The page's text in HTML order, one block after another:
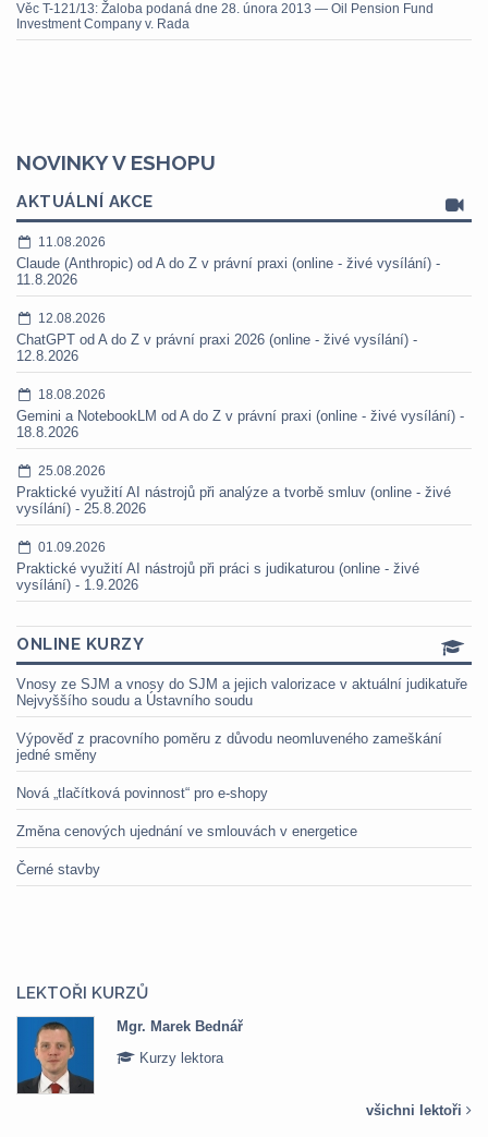
Věc T-121/13: Žaloba podaná dne 28. února 2013 — Oil Pension Fund
Investment Company v. Rada
NOVINKY V ESHOPU
AKTUÁLNÍ AKCE
11.08.2026
Claude (Anthropic) od A do Z v právní praxi (online - živé vysílání) -
11.8.2026
12.08.2026
ChatGPT od A do Z v právní praxi 2026 (online - živé vysílání) -
12.8.2026
18.08.2026
Gemini a NotebookLM od A do Z v právní praxi (online - živé vysílání) -
18.8.2026
25.08.2026
Praktické využití AI nástrojů při analýze a tvorbě smluv (online - živé
vysílání) - 25.8.2026
01.09.2026
Praktické využití AI nástrojů při práci s judikaturou (online - živé
vysílání) - 1.9.2026
ONLINE KURZY
Vnosy ze SJM a vnosy do SJM a jejich valorizace v aktuální judikatuře
Nejvyššího soudu a Ústavního soudu
Výpověď z pracovního poměru z důvodu neomluveného zameškání
jedné směny
Nová „tlačítková povinnost“ pro e-shopy
Změna cenových ujednání ve smlouvách v energetice
Černé stavby
LEKTOŘI KURZŮ
Mgr. Marek Bednář
Kurzy lektora
všichni lektoři